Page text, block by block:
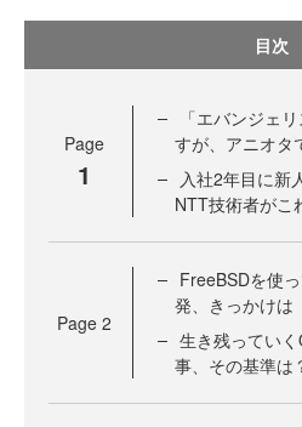
目次
Page
1
「エバンジェ
すが、アニオタ
入社2年目に新
NTT技術者がこ
Page 2
FreeBSDを使
発、きっかけは
生き残ってい
事、その基準は